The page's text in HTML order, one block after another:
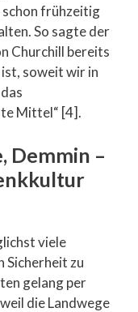
frühzeitig
So sagte der
Churchill bereits
soweit wir in
Mittel“ [4].
Demmin –
viele
Sicherheit zu
gelang per
die Landwege